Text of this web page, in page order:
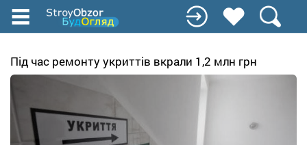
Перейти
до
вмісту
Під час ремонту укриттів вкрали 1,2 млн грн